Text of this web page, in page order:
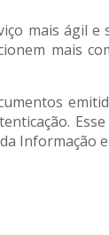
mais ágil
mais
Informação